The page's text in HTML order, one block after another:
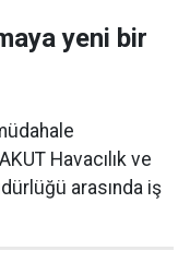
yeni bir
Havacılık ve
arasında iş